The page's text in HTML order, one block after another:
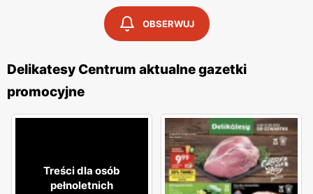
cenach. Placówki handlowe znajdują się bardzo blisko
osiedli mieszkaniowych, tak abyś miał możliwość zrobienia
rzeczowym podejściem do klienta oraz korzystają ze
sprawdzonych dostawców, a personelowi nie schodzi
uśmiech z twarzy, dzięki czemu w sklepie panuje miła
atmosfera. Asortyment sklepu jest dobrze rozmieszczony,
toteż nie będziesz miał problemu z odszukaniem
potrzebnego dla Ciebie produktu.
OBSERWUJ
Delikatesy Centrum aktualne gazetki
promocyjne
Treści dla osób
pełnoletnich